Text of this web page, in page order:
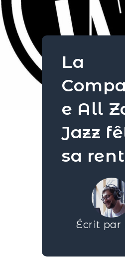
La
e All
Jazz
sa
Écrit par